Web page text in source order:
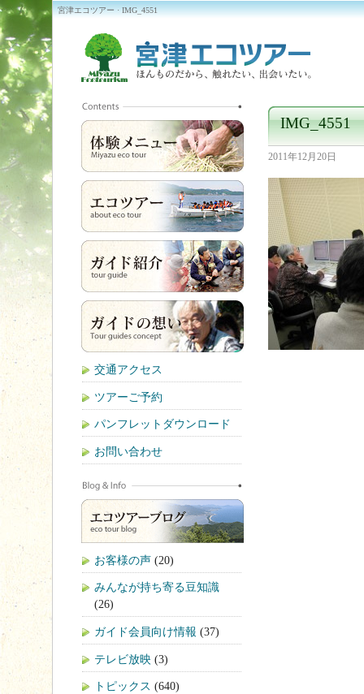
宮津エコツアー · IMG_4551
IMG_4551
2011年12月20日
交通アクセス
ツアーご予約
パンフレットダウンロード
お問い合わせ
お客様の声 (20)
みんなが持ち寄る豆知識
(26)
ガイド会員向け情報 (37)
テレビ放映 (3)
トピックス (640)